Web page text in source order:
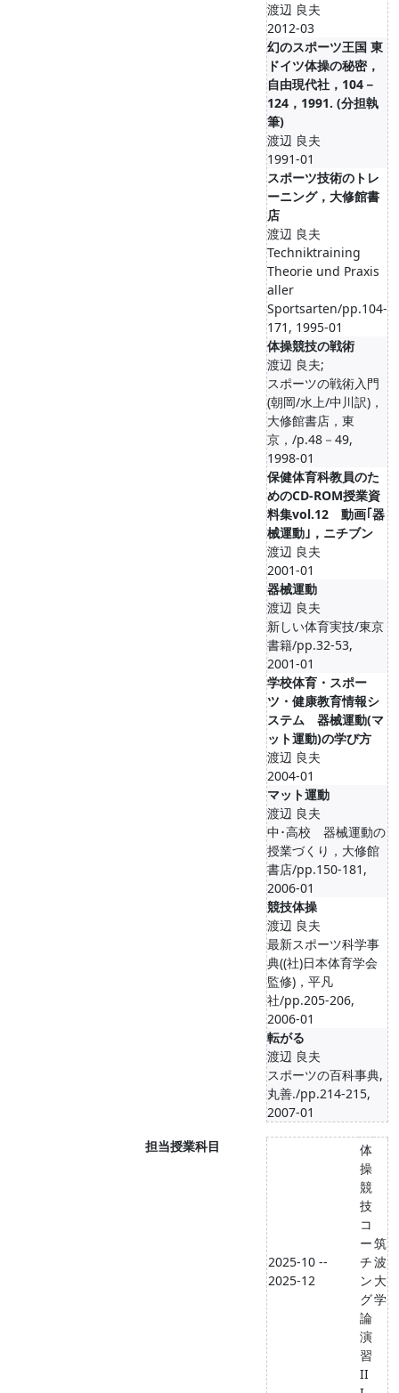
渡辺 良夫
2012-03
幻のスポーツ王国 東
ドイツ体操の秘密，
自由現代社，104－
124，1991. (分担執
筆)
渡辺 良夫
1991-01
スポーツ技術のトレ
ーニング，大修館書
店
渡辺 良夫
Techniktraining
Theorie und Praxis
aller
Sportsarten/pp.104-
171, 1995-01
体操競技の戦術
渡辺 良夫;
スポーツの戦術入門
(朝岡/水上/中川訳)，
大修館書店，東
京，/p.48－49,
1998-01
保健体育科教員のた
めのCD-ROM授業資
料集vol.12 動画｢器
械運動｣，ニチブン
渡辺 良夫
2001-01
器械運動
渡辺 良夫
新しい体育実技/東京
書籍/pp.32-53,
2001-01
学校体育・スポー
ツ・健康教育情報シ
ステム 器械運動(マ
ット運動)の学び方
渡辺 良夫
2004-01
マット運動
渡辺 良夫
中･高校 器械運動の
授業づくり，大修館
書店/pp.150-181,
2006-01
競技体操
渡辺 良夫
最新スポーツ科学事
典((社)日本体育学会
監修)，平凡
社/pp.205-206,
2006-01
転がる
渡辺 良夫
スポーツの百科事典,
丸善./pp.214-215,
2007-01
担当授業科目
2025-10 --
2025-12
体
操
競
技
コ
ー
チ
ン
グ
論
演
習
II
筑
波
大
学